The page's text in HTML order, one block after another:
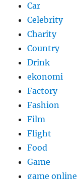
Car
Celebrity
Charity
Country
Drink
ekonomi
Factory
Fashion
Film
Flight
Food
Game
game online